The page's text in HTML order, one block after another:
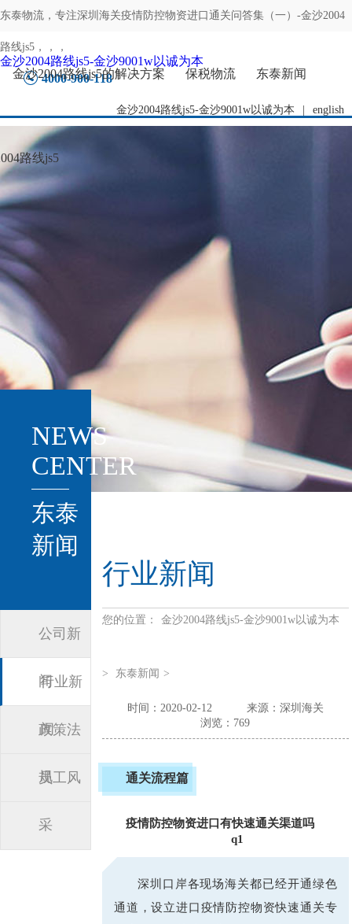
东泰物流，专注深圳海关疫情防控物资进口通关问答集（一）-金沙2004
路线js5 ，，，
4000-900-118
金沙2004路线js5-金沙9001w以诚为本 english
金沙2004路线js5-金沙9001w以诚为本
金沙2004路线js5的解决方案
保税物流 东泰新闻
路线js5
NEWS
CENTER
东泰
新闻
公司新
闻
行业新
闻
政策法
规
员工风
采
行业新闻
您的位置： 金沙2004路线js5-金沙9001w以诚为本
> 东泰新闻 >
时间：2020-02-12
来源：深圳海关
浏览：769
通关流程篇
q1
疫情防控物资进口有快速通关渠道吗
_
深圳口岸各现场海关都已经开通绿色
通道，设立进口疫情防控物资快速通关专